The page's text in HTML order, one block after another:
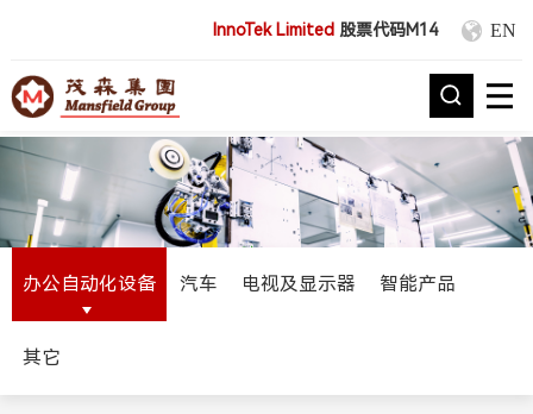
InnoTek Limited 股票代码M14 EN
办公自动化设备 汽车 电视及显示器 智能产品
其它